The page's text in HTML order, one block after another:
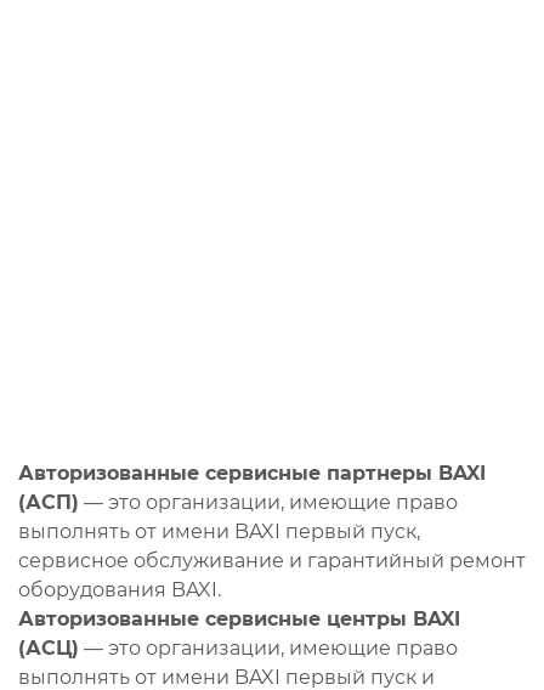
Авторизованные сервисные партнеры BAXI
(АСП) — это организации, имеющие право
выполнять от имени BAXI первый пуск,
сервисное обслуживание и гарантийный ремонт
оборудования BAXI.
Авторизованные сервисные центры BAXI
(АСЦ) — это организации, имеющие право
выполнять от имени BAXI первый пуск и